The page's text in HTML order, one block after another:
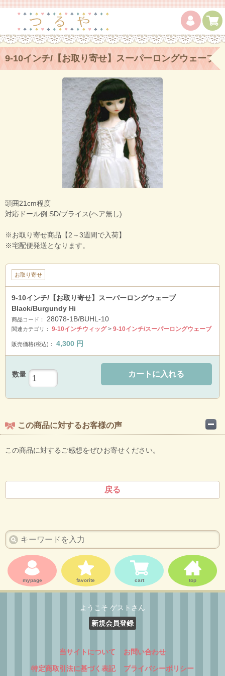
9-10インチ/【お取り寄せ】スーパーロングウェーブ
Black/Burgundy Hi
頭囲21cm程度
対応ドール例:SD/ブライス(ヘア無し)
※お取り寄せ商品【2～3週間で入荷】
※宅配便発送となります。
お取り寄せ
9-10インチ/【お取り寄せ】スーパーロングウェーブ
Black/Burgundy Hi
商品コード： 28078-1B/BUHL-10
関連カテゴリ： 9-10インチウィッグ> 9-10インチ/スーパーロングウェーブ
販売価格(税込)： 4,300 円
数量 カートに入れる
この商品に対するお客様の声
この商品に対するご感想をぜひお寄せください。
戻る
mypage favorite cart top
ようこそ ゲストさん
新規会員登録
当サイトについて お問い合わせ
特定商取引法に基づく表記 プライバシーポリシー